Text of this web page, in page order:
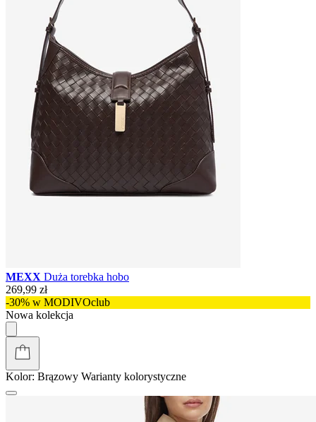
MEXX Duża torebka hobo
269,99 zł
-30% w MODIVOclub
Nowa kolekcja
Kolor: Brązowy Warianty kolorystyczne